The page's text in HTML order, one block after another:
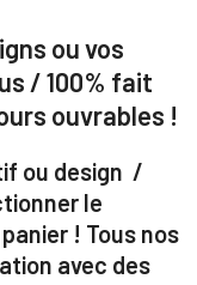
ou vos
/ 100% fait
ouvrables !
ou design /
le
! Tous nos
avec des